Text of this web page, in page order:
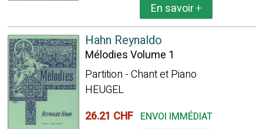
En savoir+
Hahn Reynaldo
Mélodies Volume 1
Partition - Chant et Piano
HEUGEL
26.21 CHF ENVOI IMMÉDIAT